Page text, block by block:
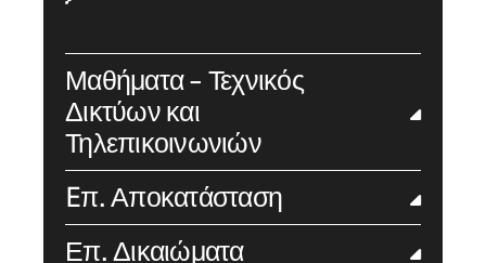
Μαθήματα - Τεχνικός
Δικτύων και
Τηλεπικοινωνιών
Eπ. Αποκατάσταση
Επ. Δικαιώματα